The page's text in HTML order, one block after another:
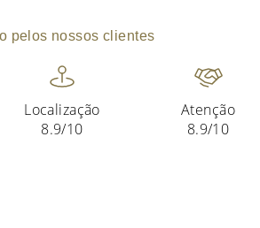
pelos nossos clientes
Localização
8.9/10
Atenção
8.9/10